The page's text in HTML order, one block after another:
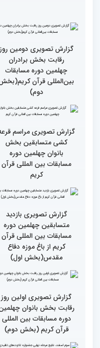
نخستین محفل بین‌المللی
برگزار شد
رقابت بخش برادران
چهلمین دوره مسابقات
بین‌المللی قرآن کریم(بخش
دوم)
کشی متسابقین بخش
بانوان چهلمین دوره
مسابقات بین المللی قرآن
کریم
متسابقین چهلمین دوره
مسابقات بین المللی قرآن
کریم از باغ موزه دفاع
مقدس(بخش اول)